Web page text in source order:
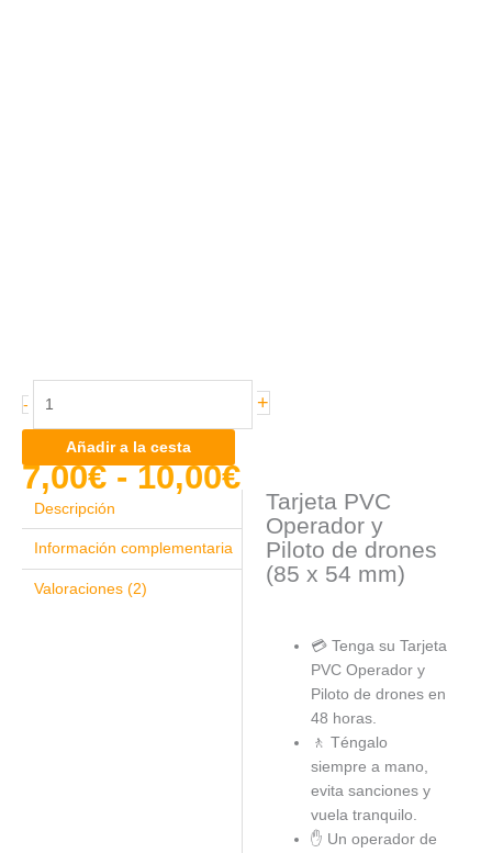
- +
Añadir a la cesta
7,00€ - 10,00€
Descripción
Información complementaria
Valoraciones (2)
Tarjeta PVC
Operador y
Piloto de drones
(85 x 54 mm)
💳 Tenga su Tarjeta
PVC Operador y
Piloto de drones en
48 horas.
🚶 Téngalo
siempre a mano,
evita sanciones y
vuela tranquilo.
✋ Un operador de